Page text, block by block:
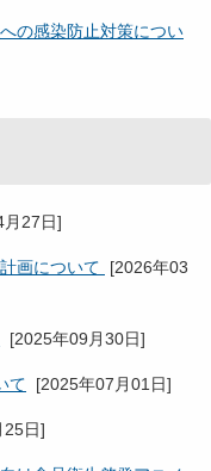
の感染防止対策につい
27日]
画について [2026年03
[2025年09月30日]
て [2025年07月01日]
日]